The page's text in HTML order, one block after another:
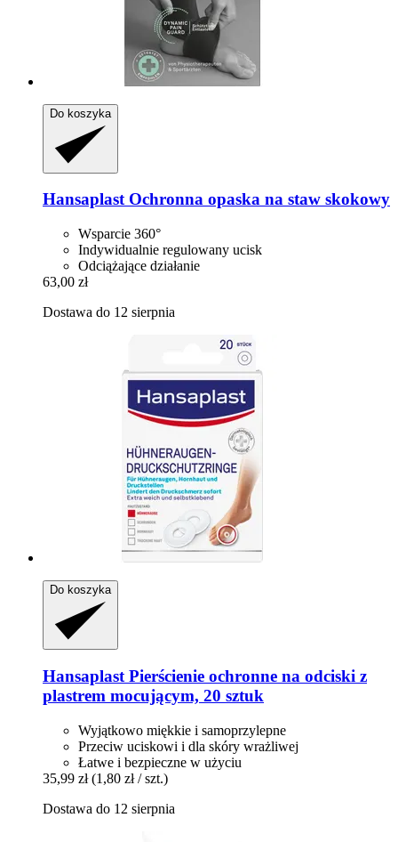
Do koszyka
HansaplastOchronna opaska na staw skokowy
Wsparcie 360°
Indywidualnie regulowany ucisk
Odciążające działanie
63,00 zł
Dostawa do 12 sierpnia
Do koszyka
Hansaplast Pierścienie ochronne na odciski z
plastrem mocującym, 20 sztuk
Wyjątkowo miękkie i samoprzylepne
Przeciw uciskowi i dla skóry wrażliwej
Łatwe i bezpieczne w użyciu
35,99 zł (1,80 zł / szt.)
Dostawa do 12 sierpnia